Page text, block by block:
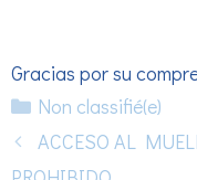
Gracias por su
Categorías
Non classifié(e)
ACCESO AL